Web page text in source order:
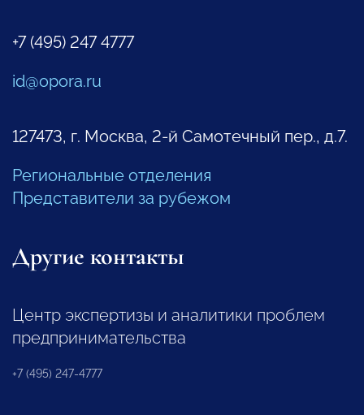
+7 (495) 247 4777
id@opora.ru
127473, г. Москва, 2-й Самотечный пер., д.7.
Региональные отделения
Представители за рубежом
Другие контакты
Центр экспертизы и аналитики проблем
предпринимательства
+7 (495) 247-4777